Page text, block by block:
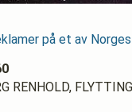
på et av
RENHOLD,